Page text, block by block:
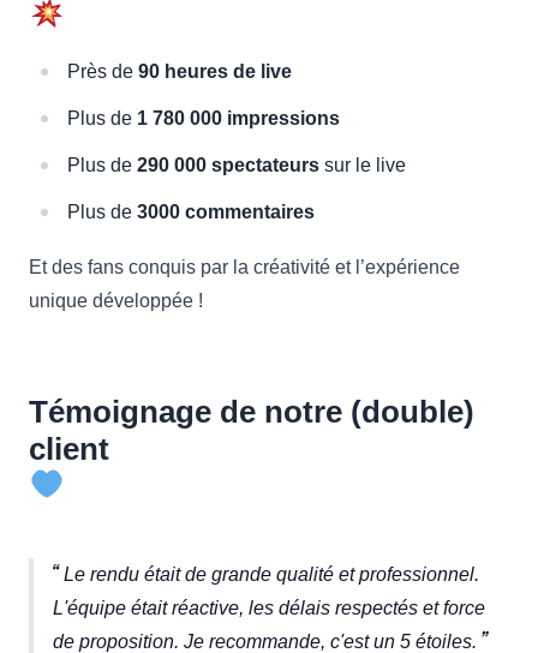
Près de 90 heures de live
Plus de 1 780 000 impressions
Plus de 290 000 spectateurs sur le live
Plus de 3000 commentaires
Et des fans conquis par la créativité et l’expérience
unique développée !
Témoignage de notre (double)
client
Le rendu était de grande qualité et professionnel.
L'équipe était réactive, les délais respectés et force
de proposition. Je recommande, c'est un 5 étoiles.